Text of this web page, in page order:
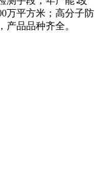
万平方米；高分子防
产品品种齐全。